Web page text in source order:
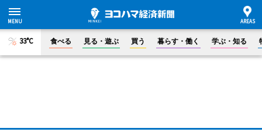
33°C 食べる 見る・遊ぶ 買う 暮らす・働く 学ぶ・知る